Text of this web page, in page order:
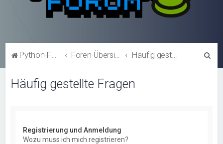
Python-Forum.de Foren-Übersicht
Häufig gestellte Fragen
Registrierung und Anmeldung
Wozu muss ich mich registrieren?